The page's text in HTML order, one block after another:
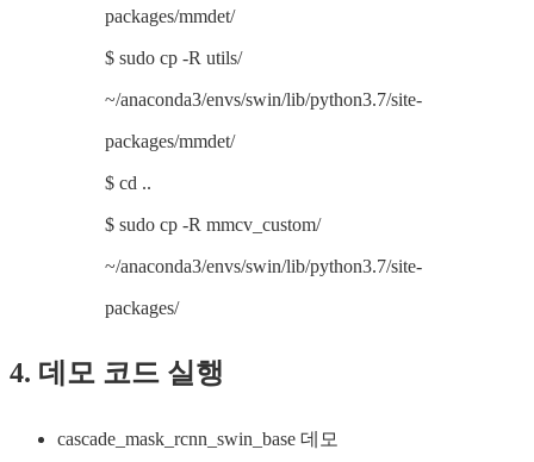
packages/mmdet/
$ sudo cp -R utils/
~/anaconda3/envs/swin/lib/python3.7/site-
packages/mmdet/
$ cd ..
$ sudo cp -R mmcv_custom/
~/anaconda3/envs/swin/lib/python3.7/site-
packages/
4. 데모 코드 실행
cascade_mask_rcnn_swin_base 데모